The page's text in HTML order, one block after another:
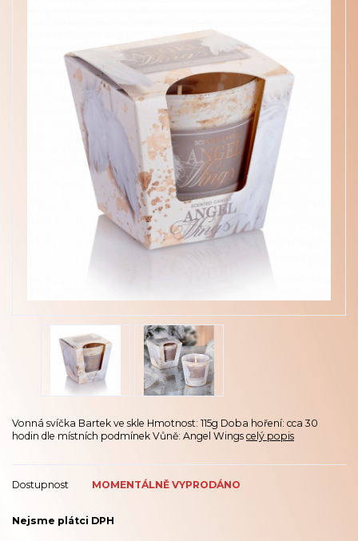
Vonná svíčka Bartek ve skle Hmotnost: 115g Doba hoření: cca 30
hodin dle místních podmínek Vůně: Angel Wings celý popis
Dostupnost MOMENTÁLNĚ VYPRODÁNO
Nejsme plátci DPH